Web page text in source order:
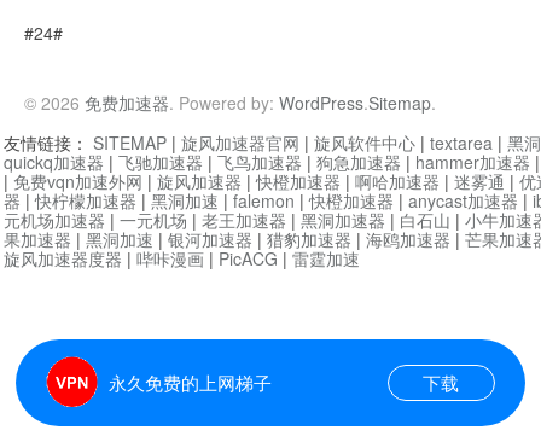
#24#
© 2026 免费加速器. Powered by: WordPress.Sitemap.
永久免费的上网梯子 下载
友情链接： SITEMAP | 旋风加速器官网 | 旋风软件中心 | textarea | 黑
quickq加速器 | 飞驰加速器 | 飞鸟加速器 | 狗急加速器 | hammer加速器
| 免费vqn加速外网 | 旋风加速器 |快橙加速器 | 啊哈加速器 | 迷雾通 | 优
器 |快柠檬加速器 | 黑洞加速 | falemon |快橙加速器 | anycast加速器 |
元机场加速器 | 一元机场 | 老王加速器 | 黑洞加速器 | 白石山 | 小牛加速
果加速器 | 黑洞加速 | 银河加速器 | 猎豹加速器 | 海鸥加速器 | 芒果加速
旋风加速器度器 | 哔咔漫画 | PicACG | 雷霆加速